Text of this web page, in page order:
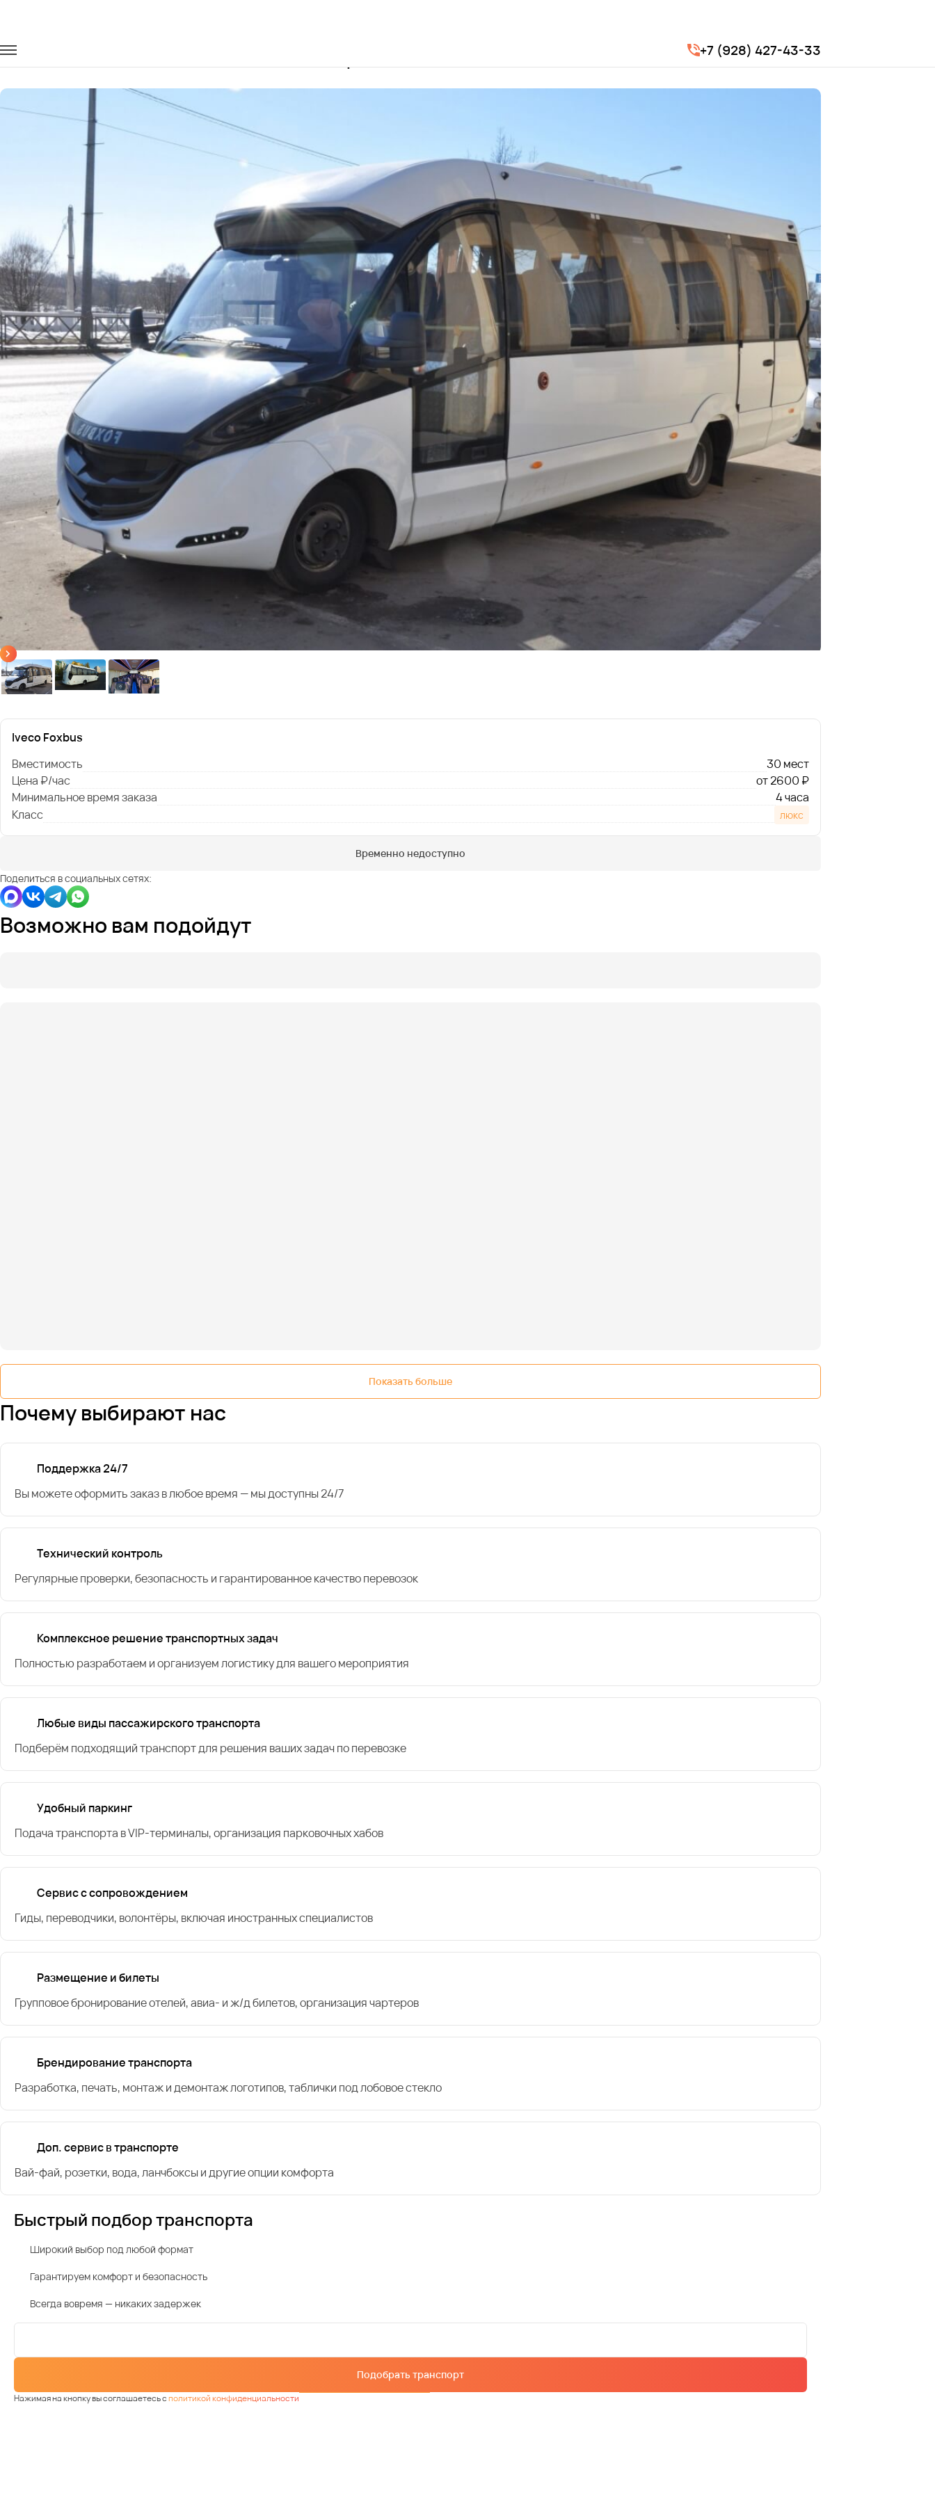
+7 (928) 427-43-33
Заказать Iveco Foxbus с водителем в Новороссийске
Iveco Foxbus
Вместимость
30 мест
Цена ₽/час
от 2600 ₽
Минимальное время заказа
4 часа
Класс
люкс
Временно недоступно
Поделиться в социальных сетях:
Возможно вам подойдут
Показать больше
Почему выбирают нас
Поддержка 24/7
Вы можете оформить заказ в любое время — мы доступны 24/7
Технический контроль
Регулярные проверки, безопасность и гарантированное качество перевозок
Комплексное решение транспортных задач
Полностью разработаем и организуем логистику для вашего мероприятия
Любые виды пассажирского транспорта
Подберём подходящий транспорт для решения ваших задач по перевозке
Удобный паркинг
Подача транспорта в VIP-терминалы, организация парковочных хабов
Сервис с сопровождением
Гиды, переводчики, волонтёры, включая иностранных специалистов
Размещение и билеты
Групповое бронирование отелей, авиа- и ж/д билетов, организация чартеров
Брендирование транспорта
Разработка, печать, монтаж и демонтаж логотипов, таблички под лобовое стекло
Доп. сервис в транспорте
Вай-фай, розетки, вода, ланчбоксы и другие опции комфорта
Быстрый подбор транспорта
Широкий выбор под любой формат
Гарантируем комфорт и безопасность
Всегда вовремя — никаких задержек
Подобрать транспорт
Нажимая на кнопку вы соглашаетесь сполитикой конфиденциальности